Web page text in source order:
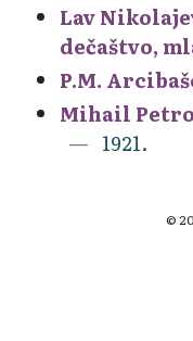
Lav
dečaštvo,
P.M.
Mihail
1921.
©